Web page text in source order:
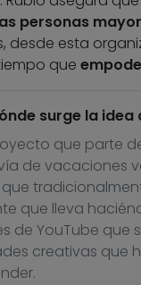
personas
desde esta
que
surge la idea
que parte
de vacaciones
que lleva
de YouTube que
creativas que